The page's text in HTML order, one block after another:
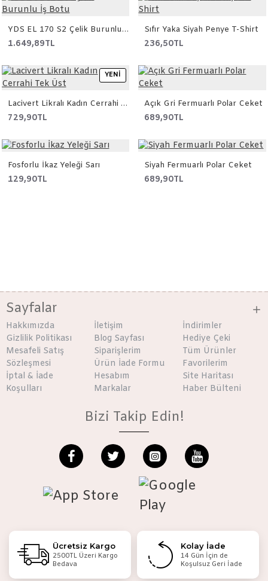
YDS EL 170 S2 Çelik Burunlu İş Botu
1.649,89TL
Sıfır Yaka Siyah Penye T-Shirt
236,50TL
YENI
Lacivert Likralı Kadın Cerrahi Tek Üst
729,90TL
Açık Gri Fermuarlı Polar Ceket
689,90TL
Fosforlu İkaz Yeleği Sarı
129,90TL
Siyah Fermuarlı Polar Ceket
689,90TL
Sayfalar
Hakkımızda
Gizlilik Politikası
Mesafeli Satış
Sözleşmesi
İptal & İade
Koşulları
İletişim
Blog Sayfası
Siparişlerim
Ürün İade Formu
Hesabım
Markalar
İndirimler
Hediye Çeki
Tüm Ürünler
Favorilerim
Site Haritası
Haber Bülteni
Bizi Takip Edin!
Ücretsiz Kargo
2500TL Üzeri Kargo
Bedava
Kolay İade
14 Gün İçin de
Koşulsuz Geri İade